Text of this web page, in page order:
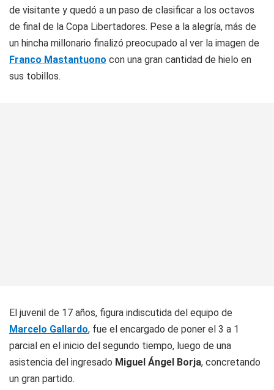
de visitante y quedó a un paso de clasificar a los octavos
de final de la Copa Libertadores. Pese a la alegría, más de
un hincha millonario finalizó preocupado al ver la imagen de
Franco Mastantuono con una gran cantidad de hielo en
sus tobillos.
El juvenil de 17 años, figura indiscutida del equipo de
Marcelo Gallardo, fue el encargado de poner el 3 a 1
parcial en el inicio del segundo tiempo, luego de una
asistencia del ingresado Miguel Ángel Borja, concretando
un gran partido.